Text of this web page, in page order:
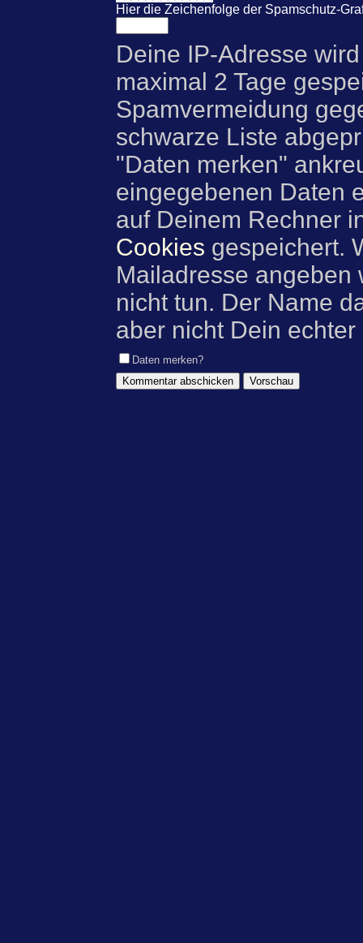
Hier die Zeichenfolge der Spamschutz-
Deine IP-Adresse
maximal 2 Tage
Spamvermeidung
schwarze Liste
"Daten merken"
eingegebenen Daten
auf Deinem Rechner
Cookies gespeichert.
Mailadresse angeben
nicht tun. Der Name
aber nicht Dein
Daten merken?